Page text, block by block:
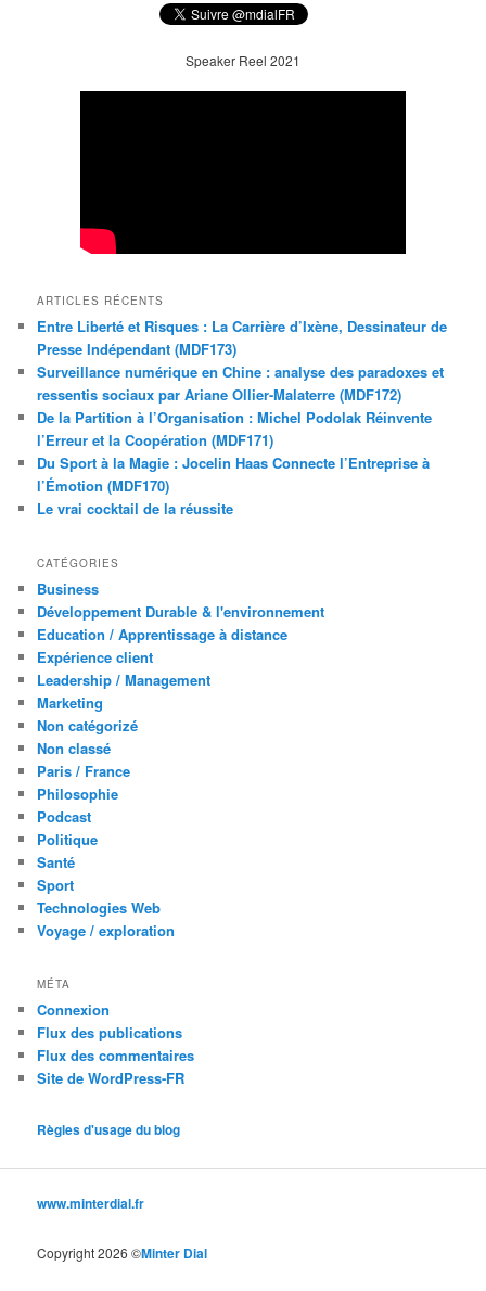
Speaker Reel 2021
ARTICLES RÉCENTS
Entre Liberté et Risques : La Carrière d’Ixène, Dessinateur de
Presse Indépendant (MDF173)
Surveillance numérique en Chine : analyse des paradoxes et
ressentis sociaux par Ariane Ollier-Malaterre (MDF172)
De la Partition à l’Organisation : Michel Podolak Réinvente
l’Erreur et la Coopération (MDF171)
Du Sport à la Magie : Jocelin Haas Connecte l’Entreprise à
l’Émotion (MDF170)
Le vrai cocktail de la réussite
CATÉGORIES
Business
Développement Durable & l'environnement
Education / Apprentissage à distance
Expérience client
Leadership / Management
Marketing
Non catégorizé
Non classé
Paris / France
Philosophie
Podcast
Politique
Santé
Sport
Technologies Web
Voyage / exploration
MÉTA
Connexion
Flux des publications
Flux des commentaires
Site de WordPress-FR
Règles d'usage du blog
www.minterdial.fr
Copyright 2026 ©Minter Dial